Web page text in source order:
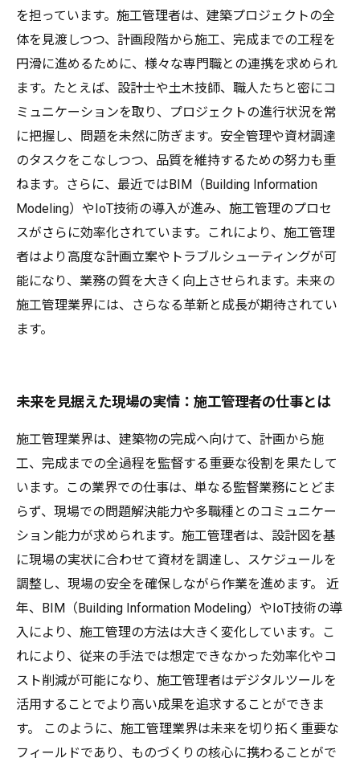
未来を築く仕事のリアル：施工管理者の役割と
展望
を担っています。施工管理者は、建築プロジェクトの全
体を見渡しつつ、計画段階から施工、完成までの工程を
円滑に進めるために、様々な専門職との連携を求められ
ます。たとえば、設計士や土木技師、職人たちと密にコ
ミュニケーションを取り、プロジェクトの進行状況を常
に把握し、問題を未然に防ぎます。安全管理や資材調達
のタスクをこなしつつ、品質を維持するための努力も重
ねます。さらに、最近ではBIM（Building Information
Modeling）やIoT技術の導入が進み、施工管理のプロセ
スがさらに効率化されています。これにより、施工管理
者はより高度な計画立案やトラブルシューティングが可
能になり、業務の質を大きく向上させられます。未来の
施工管理業界には、さらなる革新と成長が期待されてい
ます。
未来を見据えた現場の実情：施工管理者の仕事とは
施工管理業界は、建築物の完成へ向けて、計画から施
工、完成までの全過程を監督する重要な役割を果たして
います。この業界での仕事は、単なる監督業務にとどま
らず、現場での問題解決能力や多職種とのコミュニケー
ション能力が求められます。施工管理者は、設計図を基
に現場の実状に合わせて資材を調達し、スケジュールを
調整し、現場の安全を確保しながら作業を進めます。 近
年、BIM（Building Information Modeling）やIoT技術の導
入により、施工管理の方法は大きく変化しています。こ
れにより、従来の手法では想定できなかった効率化やコ
スト削減が可能になり、施工管理者はデジタルツールを
活用することでより高い成果を追求することができま
す。 このように、施工管理業界は未来を切り拓く重要な
フィールドであり、ものづくりの核心に携わることがで